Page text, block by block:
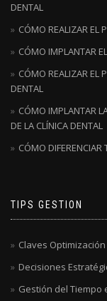
DENTAL
CÓMO REALIZAR EL
CÓMO IMPLANTAR
CÓMO REALIZAR EL
DENTAL
CÓMO IMPLANTAR
DE LA CLÍNICA DENTAL
CÓMO DIFERENCIAR
TIPS GESTION
Claves
Decisiones
Gestión del Tiempo